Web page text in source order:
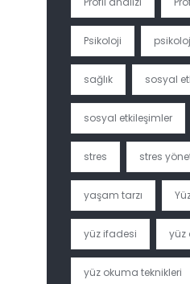
Psikoloji
sağlık sosyal
sosyal etkileşimler
stres stres
yaşam tarzı
yüz ifadesi yüz
yüz okuma teknikleri